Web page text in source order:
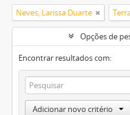
Neves, Larissa Duarte
Opções de
Encontrar resultados com:
Adicionar novo critério